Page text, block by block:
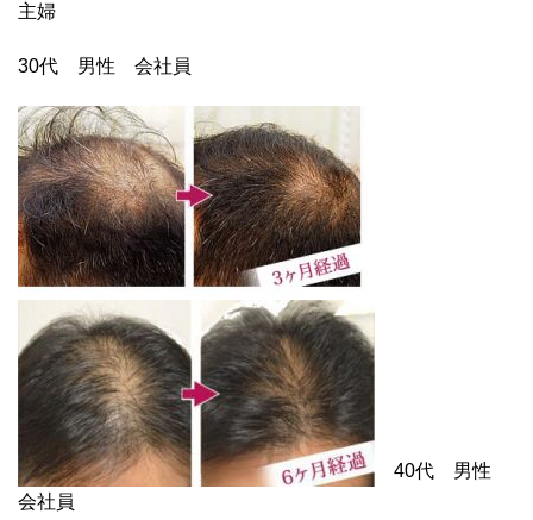
主婦
30代 男性 会社員
40代 男性
会社員